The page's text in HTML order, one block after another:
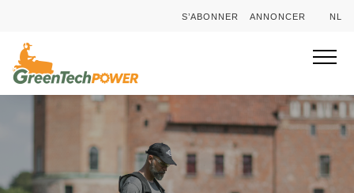
S’ABONNER ANNONCER NL